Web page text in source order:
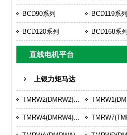
BCD90系列 BCD119系列
BCD120系列 BCD168系列
直线电机平台
上银力矩马达
TMRW2(DMRW2)系列
TMRW4(DMRW4)系列